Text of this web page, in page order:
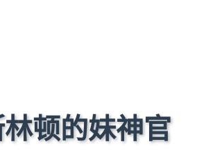
顿的妹神官